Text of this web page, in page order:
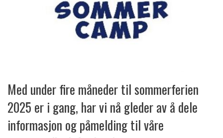
Med under fire måneder til sommerferien
2025 er i gang, har vi nå gleder av å dele
informasjon og påmelding til våre